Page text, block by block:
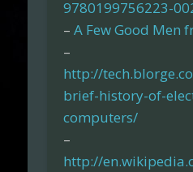
9780199756223-
–A Few Good Men
–
http://
brief-history-of-
computers/
–
http://